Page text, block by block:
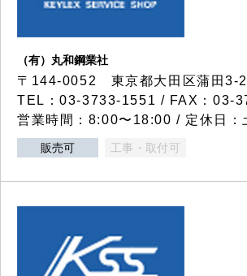
（有）丸和鋼業社
〒144-0052 東京都大田区蒲田3-
TEL：03-3733-1551 / FAX：03-
営業時間：8:00〜18:00 / 定休日：
販売可 工事・取付可